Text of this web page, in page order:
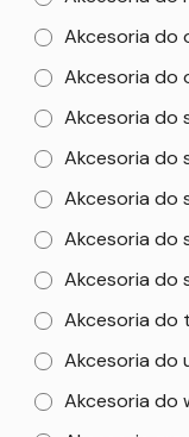
Akcesoria do
Akcesoria do
Akcesoria do
Akcesoria do
Akcesoria do
Akcesoria do
Akcesoria do
Akcesoria do
Akcesoria do
Akcesoria do